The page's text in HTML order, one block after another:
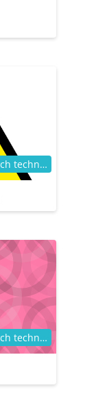
Katedra techniky a informačných technológií
Katedra techniky a informačných technológií